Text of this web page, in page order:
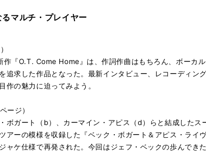
マルチ・プレイヤー
作『O.T. Come Home』は、作詞作曲はもちろん、ボーカ
追求した作品となった。最新インタビュー、レコーディン
作の魅力に迫ってみよう。
ージ）
ボガート（b）、カーマイン・アピス（d）らと結成した
アーの模様を収録した『ベック・ボガート＆アピス・ラ
ャケ仕様で再発された。今回はジェフ・ベックの歩んで